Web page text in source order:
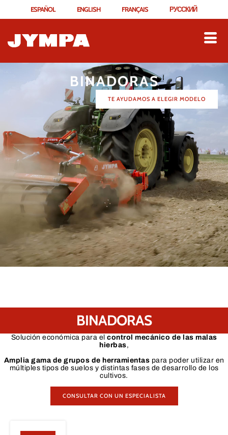
ESPAÑOL ENGLISH FRANÇAIS РУССКИЙ
BINADORAS
TE AYUDAMOS A ELEGIR MODELO
BINADORAS
Solución económica para el control mecánico de las malas
hierbas,
Amplia gama de grupos de herramientas para poder utilizar en
múltiples tipos de suelos y distintas fases de desarrollo de los
cultivos.
CONSULTAR CON UN ESPECIALISTA